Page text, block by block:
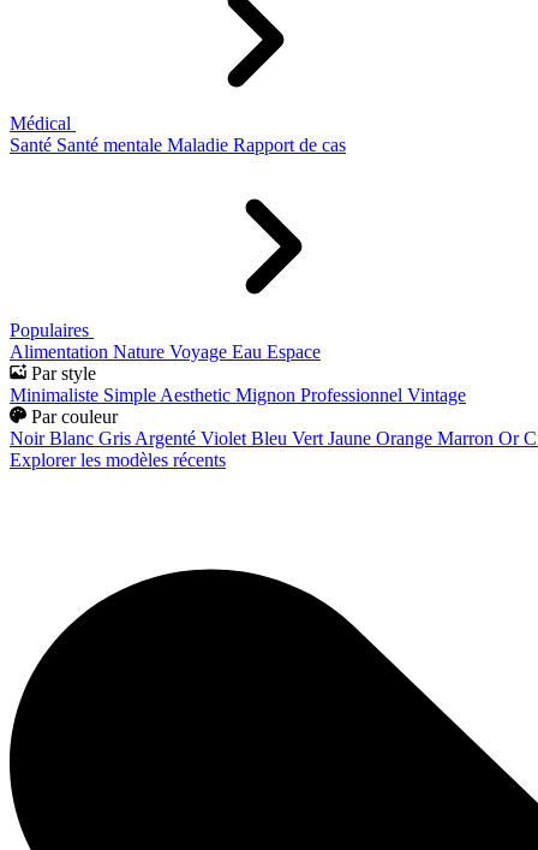
Médical
Santé Santé mentale Maladie Rapport de cas
Populaires
Alimentation Nature Voyage Eau Espace
Par style
Minimaliste Simple Aesthetic Mignon Professionnel Vintage
Par couleur
Noir Blanc Gris Argenté Violet Bleu Vert Jaune Orange Marron Or
Explorer les modèles récents